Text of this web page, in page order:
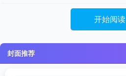
开始阅读
封面推荐